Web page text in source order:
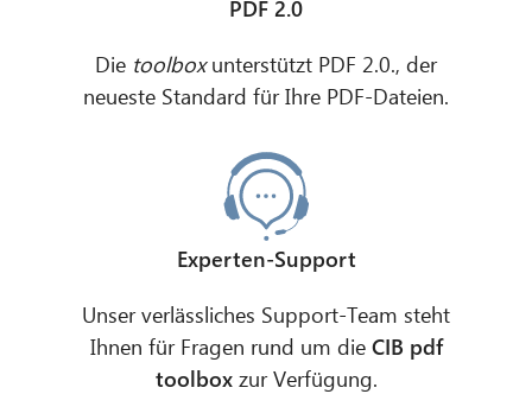
PDF 2.0
Die toolboxunterstützt PDF 2.0., der
neueste Standard für Ihre PDF-Dateien.
Experten-Support
Unser verlässliches Support-Team steht
Ihnen für Fragen rund um die CIB pdf
toolboxzur Verfügung.